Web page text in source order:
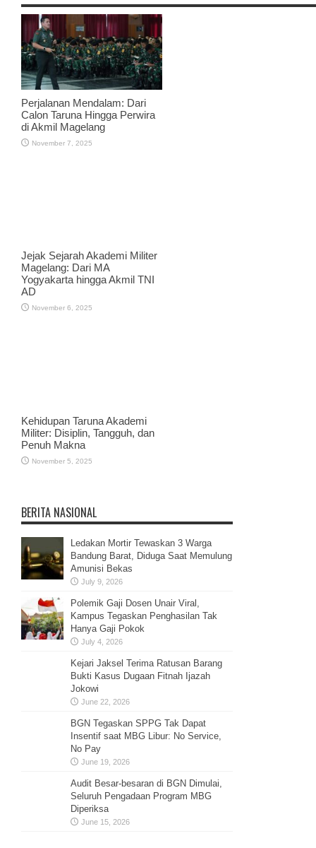
Perjalanan Mendalam: Dari
Calon Taruna Hingga Perwira
di Akmil Magelang
November 7, 2025
Jejak Sejarah Akademi Militer
Magelang: Dari MA
Yogyakarta hingga Akmil TNI
AD
November 6, 2025
Kehidupan Taruna Akademi
Militer: Disiplin, Tangguh, dan
Penuh Makna
November 5, 2025
BERITA NASIONAL
Ledakan Mortir Tewaskan 3 Warga
Bandung Barat, Diduga Saat Memulung
Amunisi Bekas
July 9, 2026
Polemik Gaji Dosen Unair Viral,
Kampus Tegaskan Penghasilan Tak
Hanya Gaji Pokok
July 4, 2026
Kejari Jaksel Terima Ratusan Barang
Bukti Kasus Dugaan Fitnah Ijazah
Jokowi
June 22, 2026
BGN Tegaskan SPPG Tak Dapat
Insentif saat MBG Libur: No Service,
No Pay
June 19, 2026
Audit Besar-besaran di BGN Dimulai,
Seluruh Pengadaan Program MBG
Diperiksa
June 15, 2026